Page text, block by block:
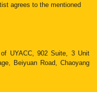
agrees to the mentioned
of UYACC, 902 Suite, 3 Unit
Beiyuan Road, Chaoyang